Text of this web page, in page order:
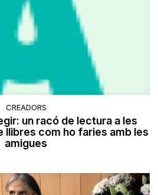
CREADORS
un racó de lectura a les
llibres com ho faries amb les
amigues